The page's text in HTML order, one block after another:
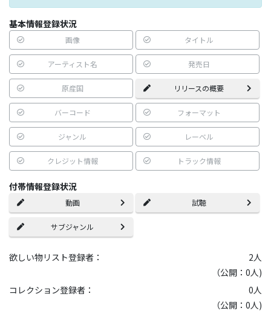
基本情報登録状況
画像 タイトル
アーティスト名 発売日
原産国 リリースの概要
バーコード フォーマット
ジャンル レーベル
クレジット情報 トラック情報
付帯情報登録状況
動画 試聴
サブジャンル
欲しい物リスト登録者： 2人
（公開：0人)
コレクション登録者：
0人
（公開：0人)